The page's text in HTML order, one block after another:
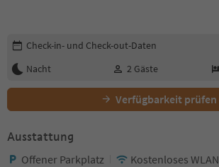
Buchungsdetails bearbeiten
Check-in- und Check-out-Daten
Nacht
2 Gäste
Verfügbarkeit prüfen
Ausstattung
Offener Parkplatz Kostenloses WLAN